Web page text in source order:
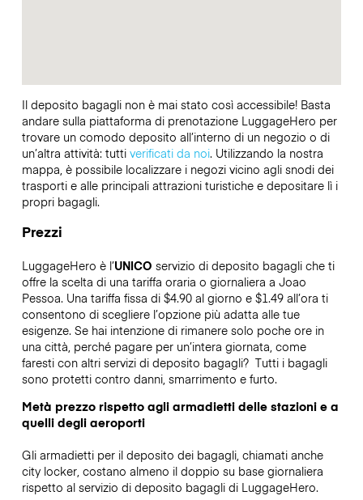
Il deposito bagagli non è mai stato così accessibile! Basta
andare sulla piattaforma di prenotazione LuggageHero per
trovare un comodo deposito all’interno di un negozio o di
un’altra attività: tutti verificati da noi. Utilizzando la nostra
mappa, è possibile localizzare i negozi vicino agli snodi dei
trasporti e alle principali attrazioni turistiche e depositare lì i
propri bagagli.
Prezzi
LuggageHero è l’UNICO servizio di deposito bagagli che ti
offre la scelta di una tariffa oraria o giornaliera a Joao
Pessoa. Una tariffa fissa di $4.90 al giorno e $1.49 all’ora ti
consentono di scegliere l’opzione più adatta alle tue
esigenze. Se hai intenzione di rimanere solo poche ore in
una città, perché pagare per un’intera giornata, come
faresti con altri servizi di deposito bagagli? Tutti i bagagli
sono protetti contro danni, smarrimento e furto.
Metà prezzo rispetto agli armadietti delle stazioni e a
quelli degli aeroporti
Gli armadietti per il deposito dei bagagli, chiamati anche
city locker, costano almeno il doppio su base giornaliera
rispetto al servizio di deposito bagagli di LuggageHero.